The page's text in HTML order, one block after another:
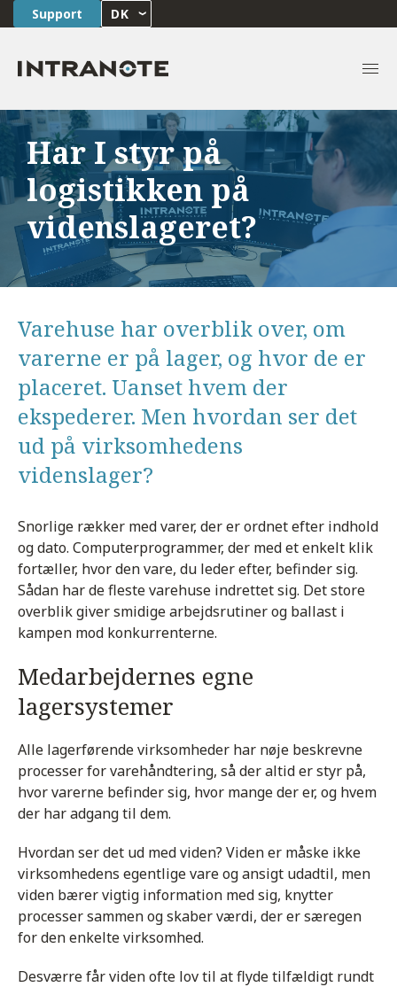
Support DK
Har I styr på
logistikken på
videnslageret?
Varehuse har overblik over, om
varerne er på lager, og hvor de er
placeret. Uanset hvem der
ekspederer. Men hvordan ser det
ud på virksomhedens
videnslager?
Snorlige rækker med varer, der er ordnet efter indhold
og dato. Computerprogrammer, der med et enkelt klik
fortæller, hvor den vare, du leder efter, befinder sig.
Sådan har de fleste varehuse indrettet sig. Det store
overblik giver smidige arbejdsrutiner og ballast i
kampen mod konkurrenterne.
Medarbejdernes egne
lagersystemer
Alle lagerførende virksomheder har nøje beskrevne
processer for varehåndtering, så der altid er styr på,
hvor varerne befinder sig, hvor mange der er, og hvem
der har adgang til dem.
Hvordan ser det ud med viden? Viden er måske ikke
virksomhedens egentlige vare og ansigt udadtil, men
viden bærer vigtig information med sig, knytter
processer sammen og skaber værdi, der er særegen
for den enkelte virksomhed.
Desværre får viden ofte lov til at flyde tilfældigt rundt